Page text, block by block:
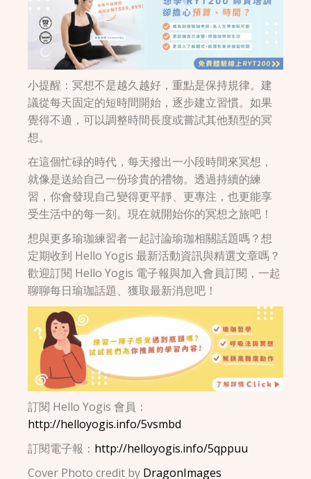
小提醒：冥想不是越久越好，重點是保持規律。建
議從每天固定的短時間開始，逐步建立習慣。如果
覺得不適，可以調整時間長度或嘗試其他類型的冥
想。
在這個忙碌的時代，每天撥出一小段時間來冥想，
就像是送給自己一份珍貴的禮物。透過持續的練
習，你會發現自己變得更平靜、更專注，也更能享
受生活中的每一刻。現在就開始你的冥想之旅吧！
想與更多瑜珈練習者一起討論瑜珈相關話題嗎？想
定期收到 Hello Yogis 最新活動資訊與精選文章嗎？
歡迎訂閱 Hello Yogis 電子報與加入會員訂閱，一起
聊聊每日瑜珈話題、獲取最新消息吧！
訂閱 Hello Yogis 會員：
http://helloyogis.info/5vsmbd
訂閱電子報： http://helloyogis.info/5qppuu
Cover Photo credit by DragonImages